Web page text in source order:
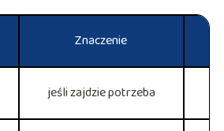
Znaczenie
jeśli zajdzie potrzeba